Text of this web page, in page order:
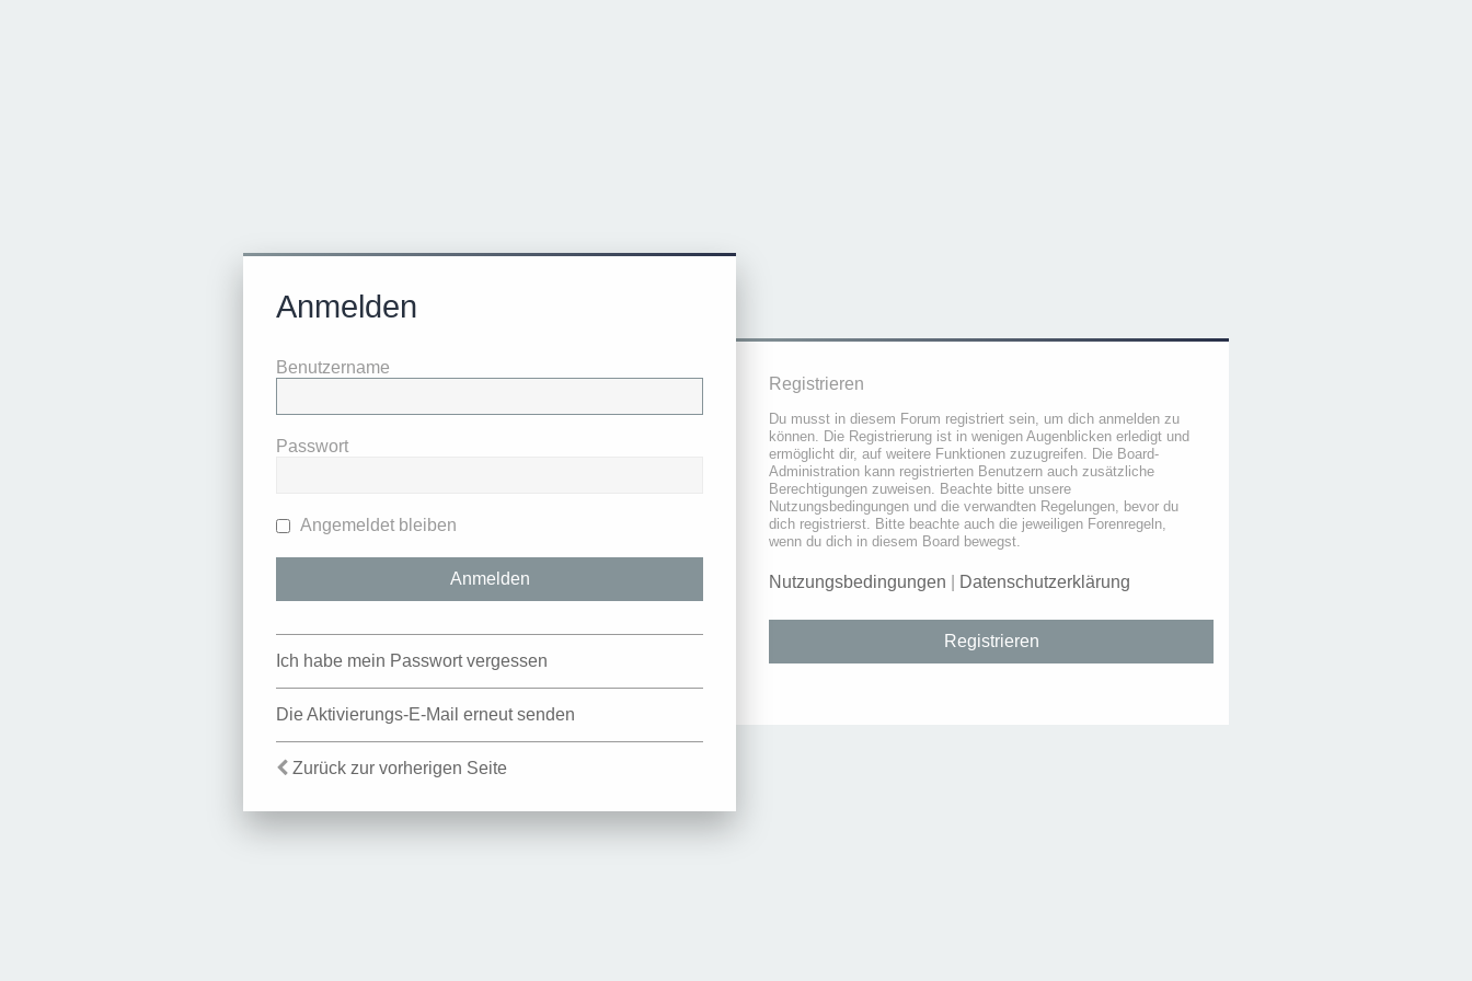
Anmelden
Benutzername
Passwort
Angemeldet bleiben
Ich habe mein Passwort vergessen
Die Aktivierungs-E-Mail erneut senden
Zurück zur vorherigen Seite
Registrieren
Du musst in diesem Forum registriert sein, um dich anmelden zu
können. Die Registrierung ist in wenigen Augenblicken erledigt und
ermöglicht dir, auf weitere Funktionen zuzugreifen. Die Board-
Administration kann registrierten Benutzern auch zusätzliche
Berechtigungen zuweisen. Beachte bitte unsere
Nutzungsbedingungen und die verwandten Regelungen, bevor du
dich registrierst. Bitte beachte auch die jeweiligen Forenregeln,
wenn du dich in diesem Board bewegst.
Nutzungsbedingungen Datenschutzerklärung
Registrieren